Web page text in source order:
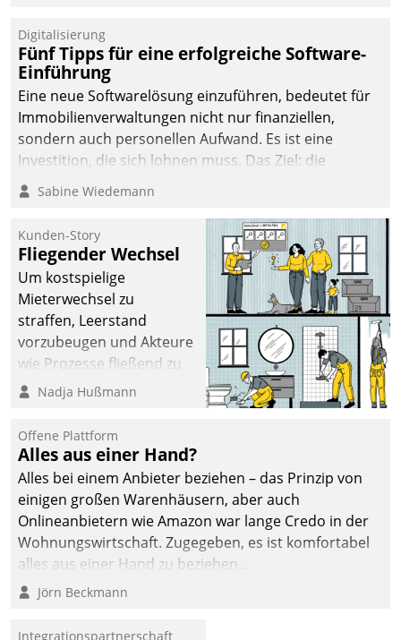
Digitalisierung
Fünf Tipps für eine erfolgreiche Software-
Einführung
Eine neue Softwarelösung einzuführen, bedeutet für
Immobilienverwaltungen nicht nur finanziellen,
sondern auch personellen Aufwand. Es ist eine
Investition, die sich lohnen muss. Das Ziel: die
nachhaltige Optimierung der Geschäftsabläufe. Damit
dieses Ziel erreicht wird, sollten einige Grundregeln
Sabine Wiedemann
Kunden-Story
Fliegender Wechsel
Um kostspielige
Mieterwechsel zu
straffen, Leerstand
vorzubeugen und Akteure
wie Prozesse fließend zu
vernetzen, nutzt die
Jahresbeginn eine
Überblick, Einsicht und
Eingriff bietende Lösung.
Zur Entwicklung setzte
man auf
Cloudtechnologie,
bewährte und Startup-
agile Projektmethoden.
Nadja Hußmann
Offene Plattform
Alles aus einer Hand?
Alles bei einem Anbieter beziehen – das Prinzip von
einigen großen Warenhäusern, aber auch
Onlineanbietern wie Amazon war lange Credo in der
Wohnungswirtschaft. Zugegeben, es ist komfortabel
alles aus einer Hand zu beziehen...
Jörn Beckmann
Integrationspartnerschaft